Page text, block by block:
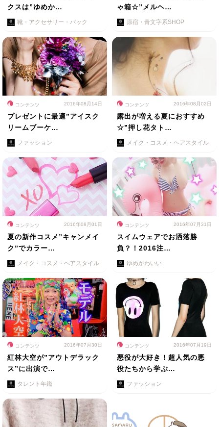
クスは”ゆめか…
靴・アクセサリー・バック
ゃ箱☆”メルヘ…
原宿・青文字系SHOP
コンテンツ 2016年08月14日
プレゼントに最適”アイスク
リームブーケ…
ファッション
コンテンツ 2016年08月02日
露出が増える夏におすすめ
☆”押し花タト…
メイク・コスメ・ヘアスタイル
コンテンツ 2016年08月01日
夏の新作コスメ”キャンメイ
ク”でカラー…
メイク・コスメ・ヘアスタイル
コンテンツ 2016年07月31日
スイムウェアでお洒落勝
負？！2016注…
ゆめかわいい
コンテンツ 2016年07月30日
紅林大空が”アウトデラック
ス”に出演で…
タレント年鑑
コンテンツ 2016年07月19日
悪役が大好き！超人気の悪
役たちから学ぶ…
ファッション